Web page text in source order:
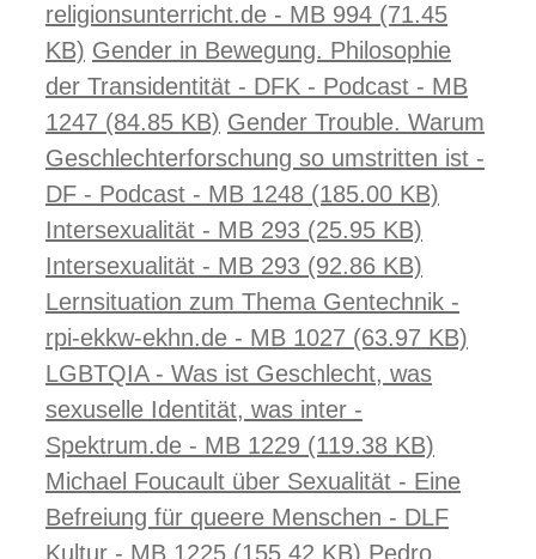
religionsunterricht.de - MB 994 (71.45
KB) Gender in Bewegung. Philosophie
der Transidentität - DFK - Podcast - MB
1247 (84.85 KB) Gender Trouble. Warum
Geschlechterforschung so umstritten ist -
DF - Podcast - MB 1248 (185.00 KB)
Intersexualität - MB 293 (25.95 KB)
Intersexualität - MB 293 (92.86 KB)
Lernsituation zum Thema Gentechnik -
rpi-ekkw-ekhn.de - MB 1027 (63.97 KB)
LGBTQIA - Was ist Geschlecht, was
sexuselle Identität, was inter -
Spektrum.de - MB 1229 (119.38 KB)
Michael Foucault über Sexualität - Eine
Befreiung für queere Menschen - DLF
Kultur - MB 1225 (155.42 KB) Pedro